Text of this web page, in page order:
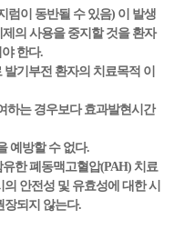
럼이 동반될 수 있음) 이 발생
의 사용을 중지할 것을 환자
한다.
기부전 환자의 치료목적 이
하는 경우보다 효과발현시간
예방할 수 없다.
한 폐동맥고혈압(PAH) 치료
안전성 및 유효성에 대한 시
장되지 않는다.